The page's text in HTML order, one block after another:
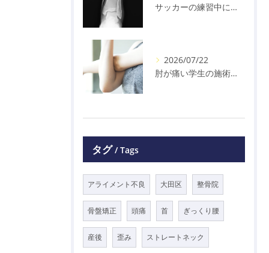
サッカーの練習中に足の怪我をした学生の初回対応と施術 大鳥居にある整骨院
2026/07/22
肘が痛い学生の施術 大鳥居にある整骨院
タグ Tags
アライメント不良 大田区 整骨院
骨盤矯正 頭痛 首 ぎっくり腰
産後 歪み ストレートネック